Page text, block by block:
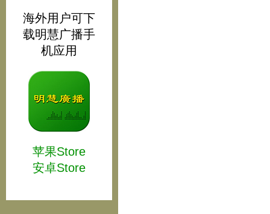
海外用户可下
载明慧广播手
机应用
苹果Store
安卓Store